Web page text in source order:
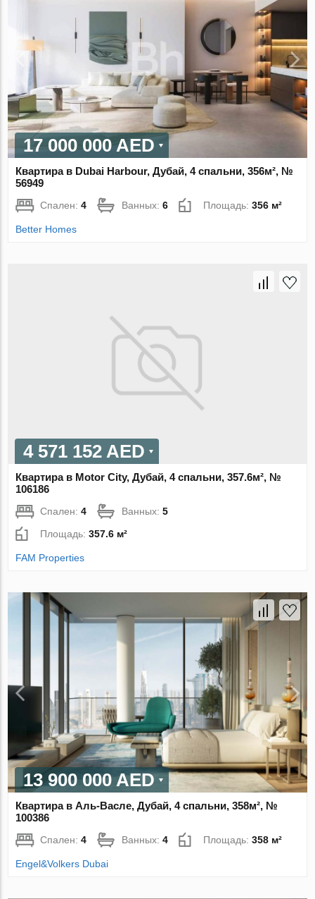
17 000 000 AED
Квартира в Dubai Harbour, Дубай, 4 спальни, 356м², №
56949
Спален:4 Ванных:6 Площадь:356 м²
Better Homes
4 571 152 AED
Квартира в Motor City, Дубай, 4 спальни, 357.6м², №
106186
Спален:4 Ванных:5
Площадь:357.6 м²
FAM Properties
13 900 000 AED
Квартира в Аль-Васле, Дубай, 4 спальни, 358м², №
100386
Спален:4 Ванных:4 Площадь:358 м²
Engel&Volkers Dubai